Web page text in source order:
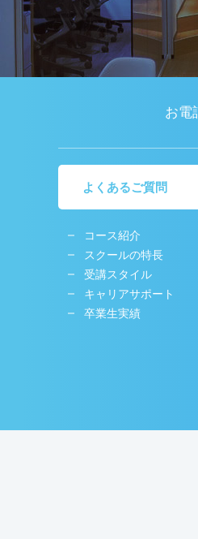
お電
よくあるご質問
コース紹介
スクールの特長
受講スタイル
キャリアサポート
卒業生実績